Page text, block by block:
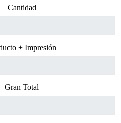
Cantidad
+ Impresión
Gran Total